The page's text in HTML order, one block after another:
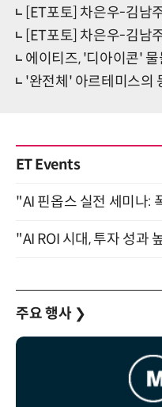
[ET포토] 차은우-김남
[ET포토] 차은우-김남
에이티즈, '디아이콘'
'완전체' 아르테미스의 등
ET Events
주요 행사 ❯